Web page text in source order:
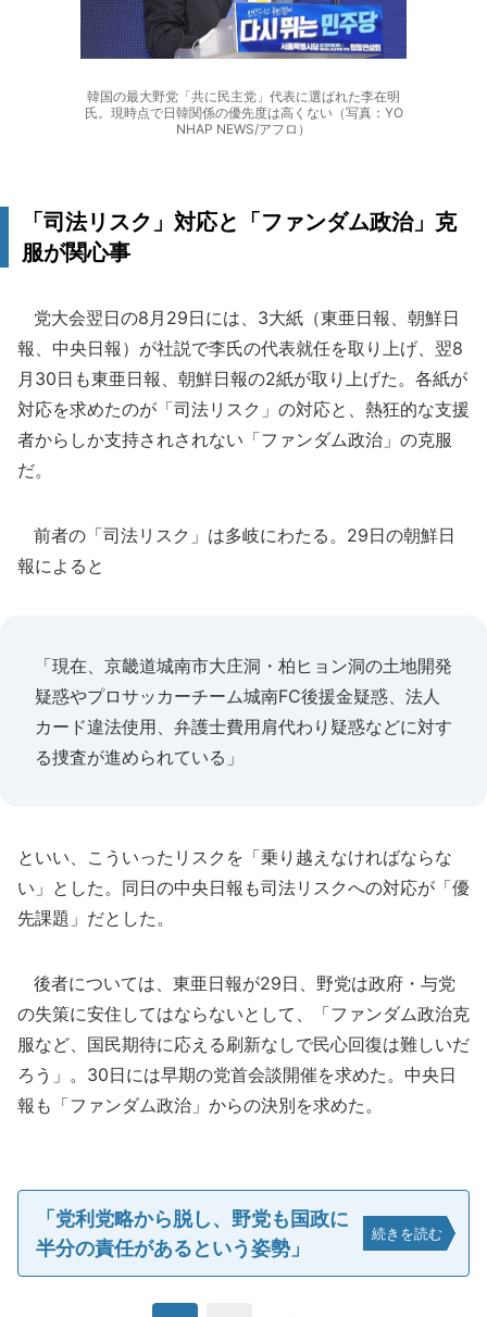
韓国の最大野党「共に民主党」代表に選ばれた李在明
氏。現時点で日韓関係の優先度は高くない（写真：YO
NHAP NEWS/アフロ）
「司法リスク」対応と「ファンダム政治」克
服が関心事
党大会翌日の8月29日には、3大紙（東亜日報、朝鮮日
報、中央日報）が社説で李氏の代表就任を取り上げ、翌8
月30日も東亜日報、朝鮮日報の2紙が取り上げた。各紙が
対応を求めたのが「司法リスク」の対応と、熱狂的な支援
者からしか支持されされない「ファンダム政治」の克服
だ。
前者の「司法リスク」は多岐にわたる。29日の朝鮮日
報によると
「現在、京畿道城南市大庄洞・柏ヒョン洞の土地開発
疑惑やプロサッカーチーム城南FC後援金疑惑、法人
カード違法使用、弁護士費用肩代わり疑惑などに対す
る捜査が進められている」
といい、こういったリスクを「乗り越えなければならな
い」とした。同日の中央日報も司法リスクへの対応が「優
先課題」だとした。
後者については、東亜日報が29日、野党は政府・与党
の失策に安住してはならないとして、「ファンダム政治克
服など、国民期待に応える刷新なしで民心回復は難しいだ
ろう」。30日には早期の党首会談開催を求めた。中央日
報も「ファンダム政治」からの決別を求めた。
「党利党略から脱し、野党も国政に
半分の責任があるという姿勢」
続きを読む